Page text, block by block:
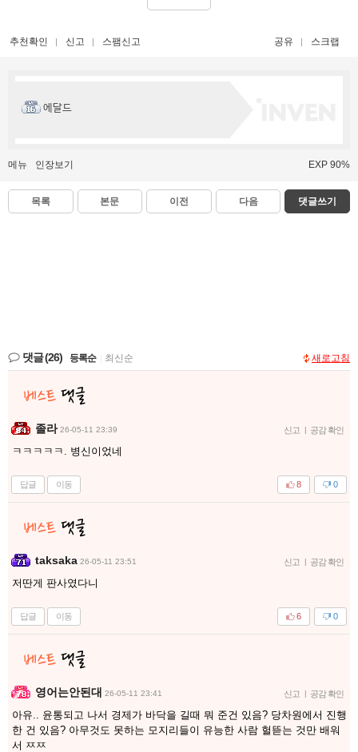
추천확인 신고 스팸신고 공유 스크랩
에달드
메뉴 인장보기 EXP 90%
목록 본문 이전 다음 댓글쓰기
댓글(26) 등록순 최신순 새로고침
졸라 26-05-11 23:39 신고 | 공감 확인
ㅋㅋㅋㅋㅋ. 병신이었네
답글 이동 0
8
taksaka 26-05-11 23:51 신고 | 공감 확인
저딴게 판사였다니
답글 이동 0
6
영어는안된대 26-05-11 23:41 신고 | 공감 확인
아유.. 윤통되고 나서 경제가 바닥을 길때 뭐 준건 있음? 당차원에서 진행
한 건 있음? 아무것도 못하는 모지리들이 유능한 사람 헐뜯는 것만 배워
서 ㅉㅉ